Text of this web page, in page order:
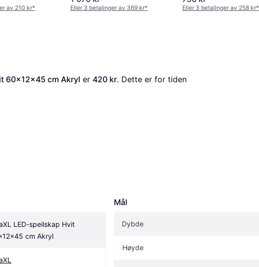
av 210 kr* Eller 3 betalinger av 369 kr* Eller 3 betalinger av 258 kr*
60x12x45 cm Akryl er 420 kr. Dette er for tiden
LED-speilskap Hvit
cm Akryl
Mål
Dybde
Høyde